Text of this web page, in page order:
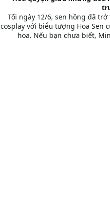
Tối ngày 12/6, sen hồng đã
cosplay với biểu tượng Hoa Sen
hoa. Nếu bạn chưa biết,